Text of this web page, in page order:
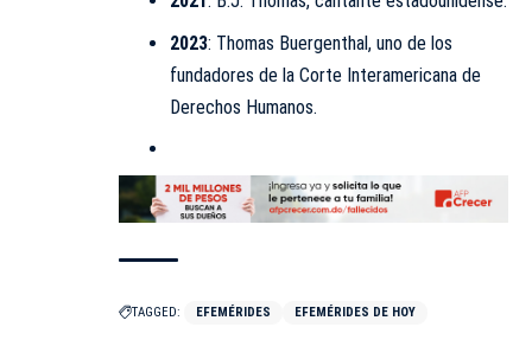
2023: Thomas Buergenthal, uno de los
fundadores de la Corte Interamericana de
Derechos Humanos.
TAGGED: EFEMÉRIDES EFEMÉRIDES DE HOY